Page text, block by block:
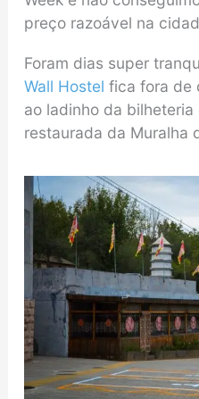
preço razoável na
Foram dias super
Wall Hostel fica fora de
ao ladinho da
restaurada da Muralha